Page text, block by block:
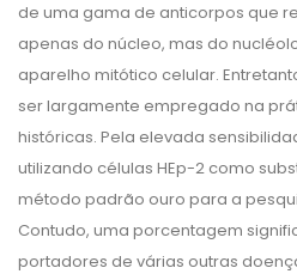
de uma gama de anticorpos que
apenas do núcleo, mas do
aparelho mitótico celular.
ser largamente empregado na
históricas. Pela elevada
utilizando células HEp-2 como
método padrão ouro para a
Contudo, uma porcentagem
portadores de várias outras